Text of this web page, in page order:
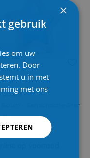
Boum
- Sensorische Ster
×
gebruik
om uw
Door
u in met
met ons